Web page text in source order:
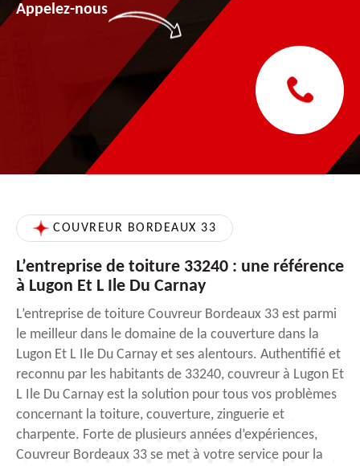
Appelez-nous
COUVREUR BORDEAUX 33
L’entreprise de toiture 33240 : une référence
à Lugon Et L Ile Du Carnay
L’entreprise de toiture Couvreur Bordeaux 33 est parmi
le meilleur dans le domaine de la couverture dans la
Lugon Et L Ile Du Carnay et ses alentours. Authentifié et
reconnu par les habitants de 33240, couvreur à Lugon Et
L Ile Du Carnay est la solution pour tous vos problèmes
concernant la toiture, couverture, zinguerie et
charpente. Forte de plusieurs années d’expériences,
Couvreur Bordeaux 33 se met à votre service pour la